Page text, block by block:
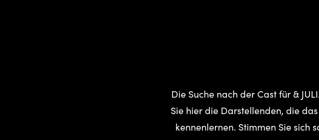
Die Suche nach der Cast für &
Sie hier die Darstellenden, die
kennenlernen. Stimmen Sie sich